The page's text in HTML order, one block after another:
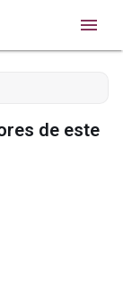

de este